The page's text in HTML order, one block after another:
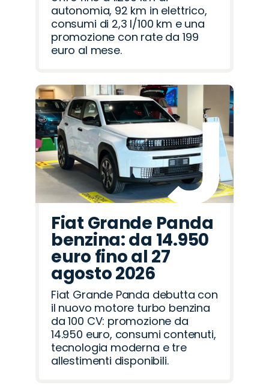
autonomia, 92 km in elettrico,
consumi di 2,3 l/100 km e una
promozione con rate da 199
euro al mese.
Fiat Grande Panda
benzina: da 14.950
euro fino al 27
agosto 2026
Fiat Grande Panda debutta con
il nuovo motore turbo benzina
da 100 CV: promozione da
14.950 euro, consumi contenuti,
tecnologia moderna e tre
allestimenti disponibili.